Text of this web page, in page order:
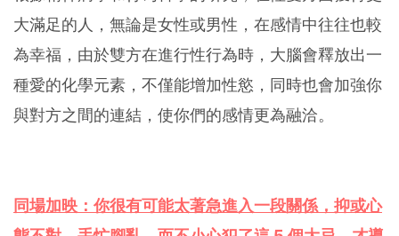
大滿足的人，無論是女性或男性，在感情中往往也較
為幸福，由於雙方在進行性行為時，大腦會釋放出一
種愛的化學元素，不僅能增加性慾，同時也會加強你
與對方之間的連結，使你們的感情更為融洽。
同場加映：你很有可能太著急進入一段關係，抑或心